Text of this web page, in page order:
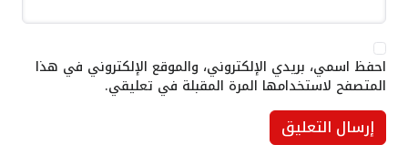
احفظ اسمي، بريدي الإلكتروني، والموقع الإلكتروني في هذا
المتصفح لاستخدامها المرة المقبلة في تعليقي.